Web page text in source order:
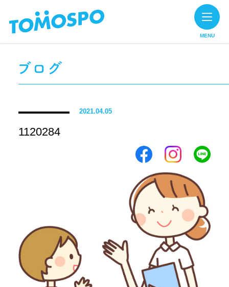
MENU
1120284
2021.04.05